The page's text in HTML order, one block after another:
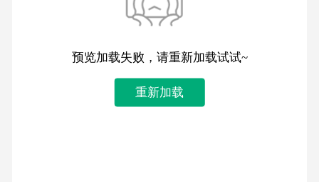
预览加载失败，请重新加载试试~
重新加载